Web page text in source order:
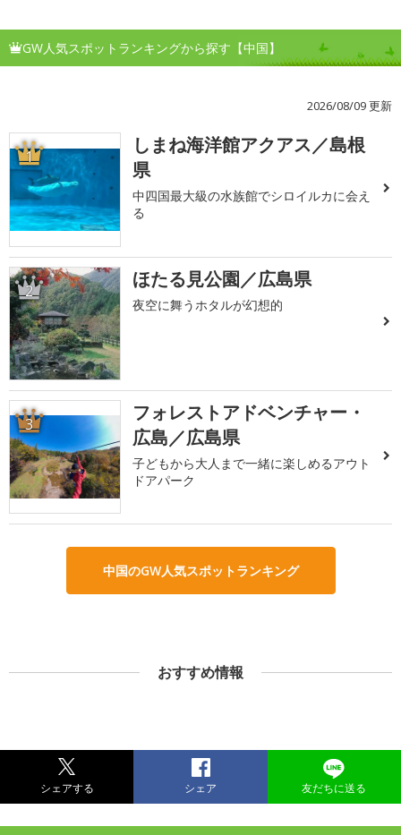
GW人気スポットランキングから探す【中国】
2026/08/09 更新
1
しまね海洋館アクアス／島根
県
中四国最大級の水族館でシロイルカに会え
る
2 ほたる見公園／広島県
夜空に舞うホタルが幻想的
3
フォレストアドベンチャー・
広島／広島県
子どもから大人まで一緒に楽しめるアウト
ドアパーク
中国のGW人気スポットランキング
おすすめ情報
シェアする シェア 友だちに送る